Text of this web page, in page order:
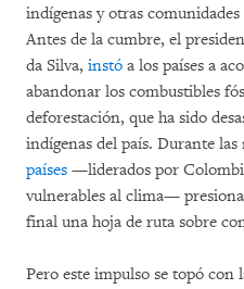
indígenas y otras
Antes de la cumbre, el
da Silva, instó a los países a
abandonar los combustibles
deforestación, que ha sido
indígenas del país. Durante las
países —liderados por
vulnerables al clima—
final una hoja de ruta sobre
Pero este impulso se topó con